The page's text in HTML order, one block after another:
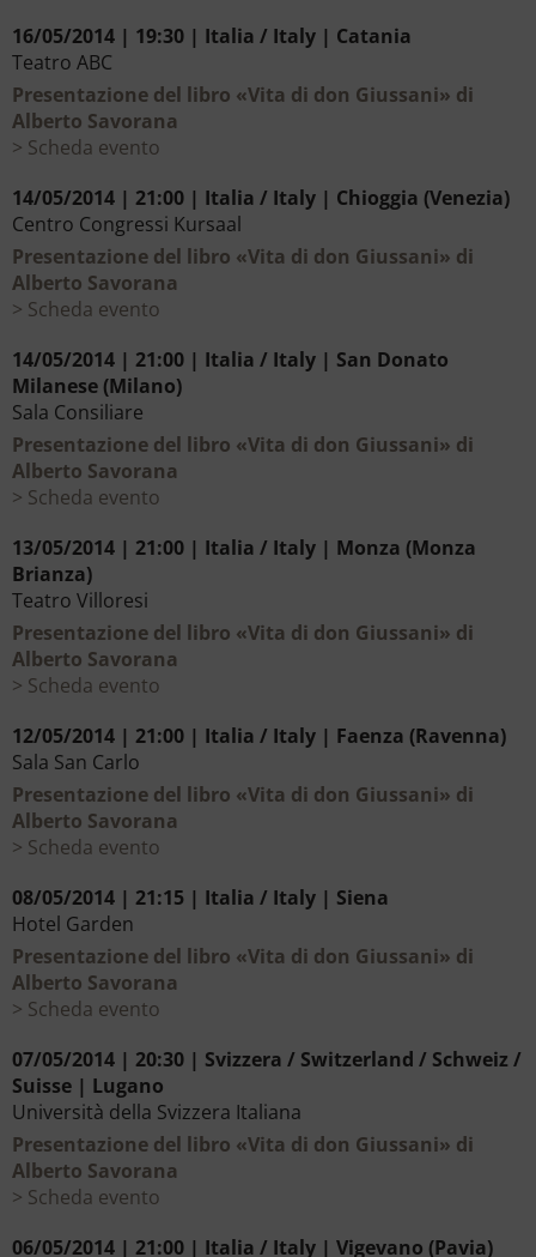
16/05/2014 | 19:30 | Italia / Italy | Catania
Teatro ABC
Presentazione del libro «Vita di don Giussani» di
Alberto Savorana
Scheda evento
14/05/2014 | 21:00 | Italia / Italy | Chioggia (Venezia)
Centro Congressi Kursaal
Presentazione del libro «Vita di don Giussani» di
Alberto Savorana
Scheda evento
14/05/2014 | 21:00 | Italia / Italy | San Donato
Milanese (Milano)
Sala Consiliare
Presentazione del libro «Vita di don Giussani» di
Alberto Savorana
Scheda evento
13/05/2014 | 21:00 | Italia / Italy | Monza (Monza
Brianza)
Teatro Villoresi
Presentazione del libro «Vita di don Giussani» di
Alberto Savorana
Scheda evento
12/05/2014 | 21:00 | Italia / Italy | Faenza (Ravenna)
Sala San Carlo
Presentazione del libro «Vita di don Giussani» di
Alberto Savorana
Scheda evento
08/05/2014 | 21:15 | Italia / Italy | Siena
Hotel Garden
Presentazione del libro «Vita di don Giussani» di
Alberto Savorana
Scheda evento
07/05/2014 | 20:30 | Svizzera / Switzerland / Schweiz /
Suisse | Lugano
Università della Svizzera Italiana
Presentazione del libro «Vita di don Giussani» di
Alberto Savorana
Scheda evento
06/05/2014 | 21:00 | Italia / Italy | Vigevano (Pavia)